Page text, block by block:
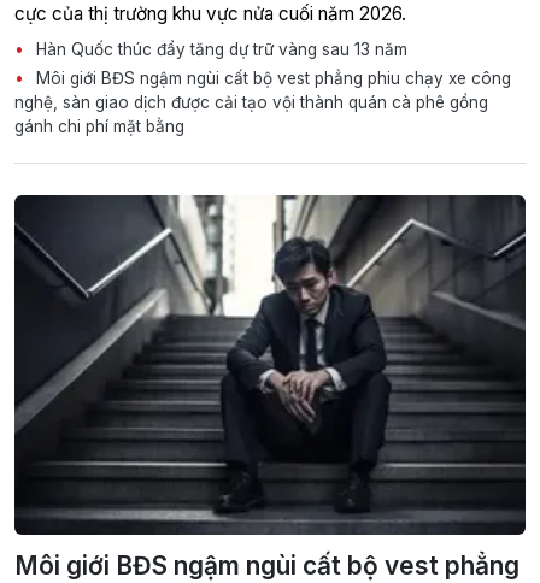
cực của thị trường khu vực nửa cuối năm 2026.
Hàn Quốc thúc đẩy tăng dự trữ vàng sau 13 năm
Môi giới BĐS ngậm ngùi cất bộ vest phẳng phiu chạy xe công
nghệ, sàn giao dịch được cải tạo vội thành quán cà phê gồng
gánh chi phí mặt bằng
Môi giới BĐS ngậm ngùi cất bộ vest phẳng